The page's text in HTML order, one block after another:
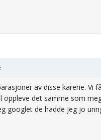
av disse karene. Vi
oppleve det samme som
googlet de hadde jeg jo